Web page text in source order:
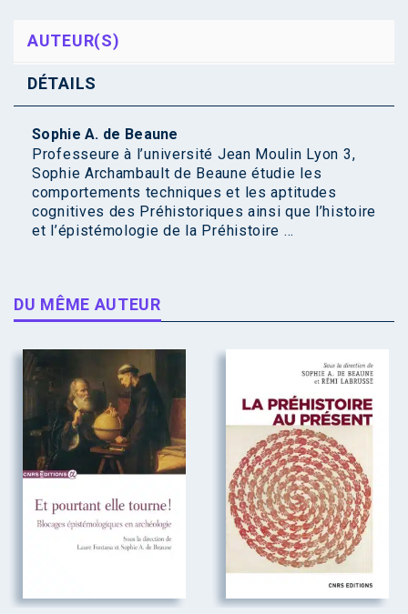
AUTEUR(S)
DÉTAILS
Sophie A. de Beaune
Professeure à l’université Jean Moulin Lyon 3,
Sophie Archambault de Beaune étudie les
comportements techniques et les aptitudes
cognitives des Préhistoriques ainsi que l’histoire
et l’épistémologie de la Préhistoire ...
DU MÊME AUTEUR